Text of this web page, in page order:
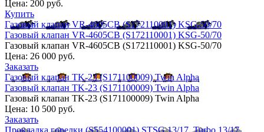
Цена: 200 руб.
Купить
Газовый клапан VR-4605CB (S172110001) KSG-50/70
Газовый клапан VR-4605CB (S172110001) KSG-50/70
Газовый клапан VR-4605CB (S172110001) KSG-50/70
Цена: 26 000 руб.
Заказать
Газовый клапан TK-23 (S171100009) Twin Alpha
Газовый клапан TK-23 (S171100009) Twin Alpha
Газовый клапан TK-23 (S171100009) Twin Alpha
Цена: 10 500 руб.
Заказать
Прокладка горелки (S554100001) STSG 13/17, Turbo 13/17,